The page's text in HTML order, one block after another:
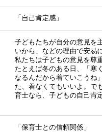
「自己肯定感」
子どもたちが自分の意見を
いから」などの理由で安易
私たちは子どもの意見を尊
たとえば冬のある日、「寒
なるんだから着ていこうね
た、着なくてもいいよ。で
育士なら、子どもの自己肯
「保育士との信頼関係」